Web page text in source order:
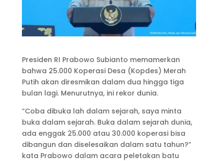
Presiden RI Prabowo Subianto memamerkan
bahwa 25.000 Koperasi Desa (Kopdes) Merah
Putih akan diresmikan dalam dua hingga tiga
bulan lagi. Menurutnya, ini rekor dunia.
“Coba dibuka lah dalam sejarah, saya minta
buka dalam sejarah. Buka dalam sejarah dunia,
ada enggak 25.000 atau 30.000 koperasi bisa
dibangun dan diselesaikan dalam satu tahun?”
kata Prabowo dalam acara peletakan batu